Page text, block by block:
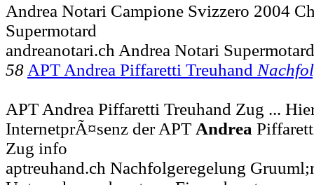
Andrea Notari Campione Svizzero 2004
Supermotard
andreanotari.ch Andrea Notari
58 APT Andrea Piffaretti Treuhand
APT Andrea Piffaretti Treuhand Zug ...
InternetprÃ¤senz der APT Andrea
Zug info
aptreuhand.ch Nachfolgeregelung